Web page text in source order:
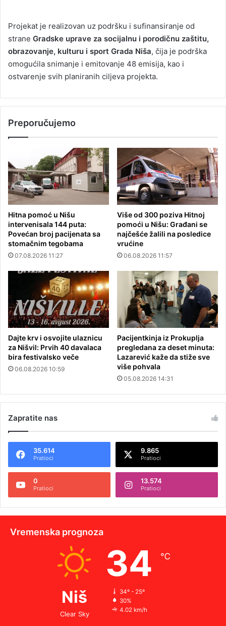
Projekat je realizovan uz podršku i sufinansiranje od
strane Gradske uprave za socijalnu i porodičnu zaštitu,
obrazovanje, kulturu i sport Grada Niša, čija je podrška
omogućila snimanje i emitovanje 48 emisija, kao i
ostvarenje svih planiranih ciljeva projekta.
Preporučujemo
Hitna pomoć u Nišu
intervenisala 144 puta:
Povećan broj pacijenata sa
stomačnim tegobama
07.08.2026 11:27
Više od 300 poziva Hitnoj
pomoći u Nišu: Građani se
najčešće žalili na posledice
vrućine
06.08.2026 11:57
Dajte krv i osvojite ulaznicu
za Nišvil: Prvih 40 davalaca
bira festivalsko veče
06.08.2026 10:59
Pacijentkinja iz Prokuplja
pregledana za deset minuta:
Lazarević kaže da stiže sve
više pohvala
05.08.2026 14:31
Zapratite nas
35.614
Pratioci
9.865
Pratioci
0
Pratioci
13.574
Pratioci
Vremenska prognoza
Niš
Clear Sky
34 ℃
34º - 25º
30%
4.02 km/h